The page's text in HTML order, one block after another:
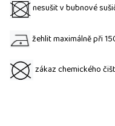
nesušit v bubnové
žehlit maximálně při
zákaz chemického